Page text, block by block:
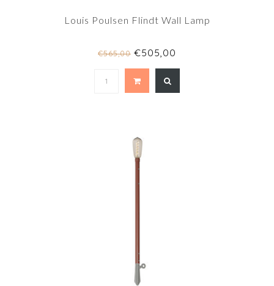
Louis Poulsen Flindt Wall Lamp
€565,00 €505,00